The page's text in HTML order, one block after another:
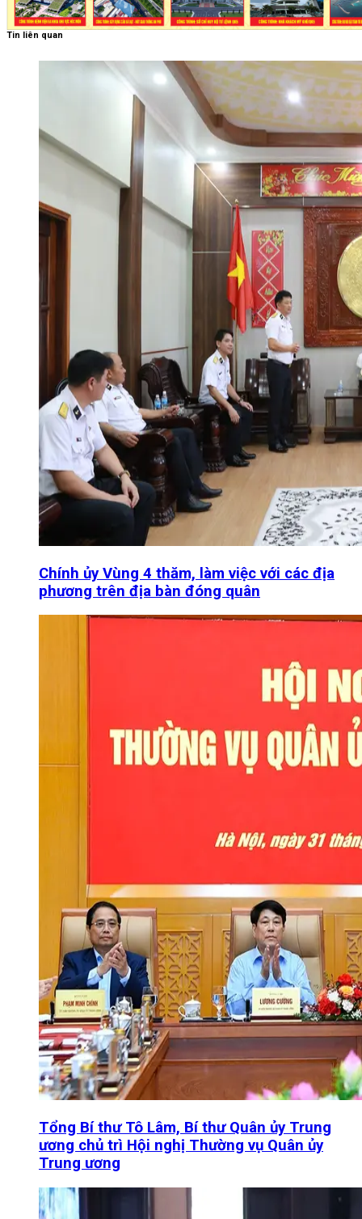
Tin liên quan
Chính ủy Vùng 4 thăm, làm việc với các địa
phương trên địa bàn đóng quân
Tổng Bí thư Tô Lâm, Bí thư Quân ủy Trung
ương chủ trì Hội nghị Thường vụ Quân ủy
Trung ương